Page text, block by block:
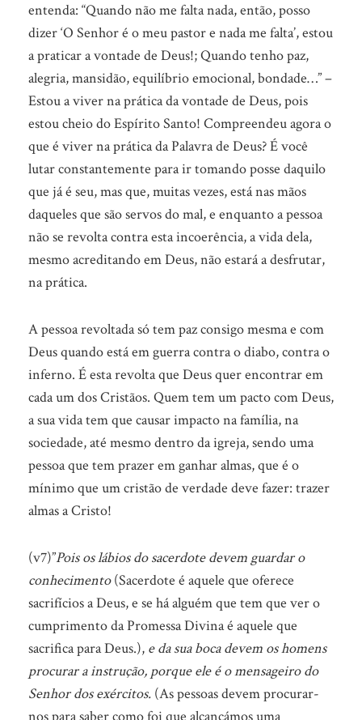
entenda: “Quando não me falta nada, então, posso
dizer ‘O Senhor é o meu pastor e nada me falta’, estou
a praticar a vontade de Deus!; Quando tenho paz,
alegria, mansidão, equilíbrio emocional, bondade…” –
Estou a viver na prática da vontade de Deus, pois
estou cheio do Espírito Santo! Compreendeu agora o
que é viver na prática da Palavra de Deus? É você
lutar constantemente para ir tomando posse daquilo
que já é seu, mas que, muitas vezes, está nas mãos
daqueles que são servos do mal, e enquanto a pessoa
não se revolta contra esta incoerência, a vida dela,
mesmo acreditando em Deus, não estará a desfrutar,
na prática.
A pessoa revoltada só tem paz consigo mesma e com
Deus quando está em guerra contra o diabo, contra o
inferno. É esta revolta que Deus quer encontrar em
cada um dos Cristãos. Quem tem um pacto com Deus,
a sua vida tem que causar impacto na família, na
sociedade, até mesmo dentro da igreja, sendo uma
pessoa que tem prazer em ganhar almas, que é o
mínimo que um cristão de verdade deve fazer: trazer
almas a Cristo!
(v7)”Pois os lábios do sacerdote devem guardar o
conhecimento(Sacerdote é aquele que oferece
sacrifícios a Deus, e se há alguém que tem que ver o
cumprimento da Promessa Divina é aquele que
sacrifica para Deus.), e da sua boca devem os homens
procurar a instrução, porque ele é o mensageiro do
Senhor dos exércitos. (As pessoas devem procurar-